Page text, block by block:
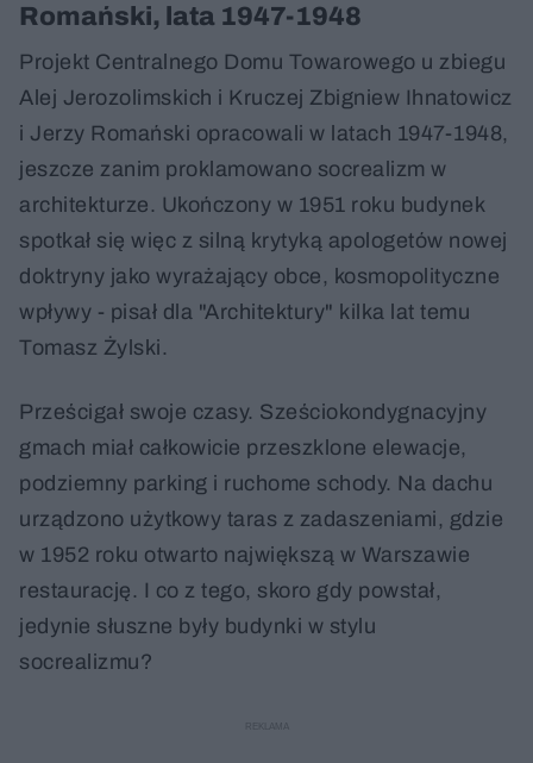
Romański, lata 1947-1948
Projekt Centralnego Domu Towarowego u zbiegu
Alej Jerozolimskich i Kruczej Zbigniew Ihnatowicz
i Jerzy Romański opracowali w latach 1947-1948,
jeszcze zanim proklamowano socrealizm w
architekturze. Ukończony w 1951 roku budynek
spotkał się więc z silną krytyką apologetów nowej
doktryny jako wyrażający obce, kosmopolityczne
wpływy - pisał dla "Architektury" kilka lat temu
Tomasz Żylski.
Prześcigał swoje czasy. Sześciokondygnacyjny
gmach miał całkowicie przeszklone elewacje,
podziemny parking i ruchome schody. Na dachu
urządzono użytkowy taras z zadaszeniami, gdzie
w 1952 roku otwarto największą w Warszawie
restaurację. I co z tego, skoro gdy powstał,
jedynie słuszne były budynki w stylu
socrealizmu?